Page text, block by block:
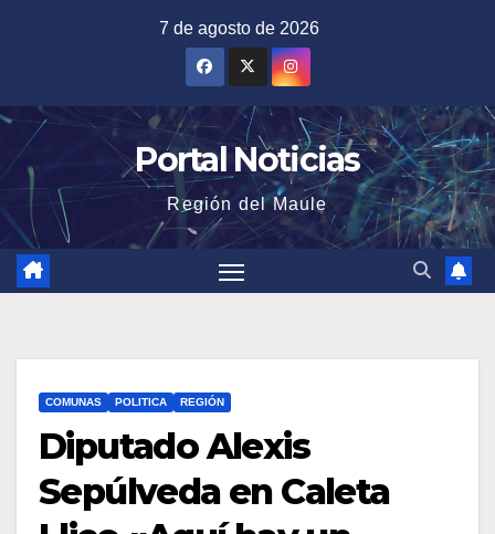
7 de agosto de 2026
Portal Noticias
Región del Maule
COMUNAS POLITICA REGIÓN
Diputado Alexis
Sepúlveda en Caleta